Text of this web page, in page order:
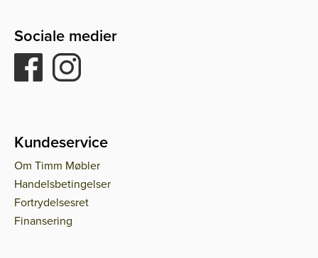
Sociale medier
Kundeservice
Om Timm Møbler
Handelsbetingelser
Fortrydelsesret
Finansering